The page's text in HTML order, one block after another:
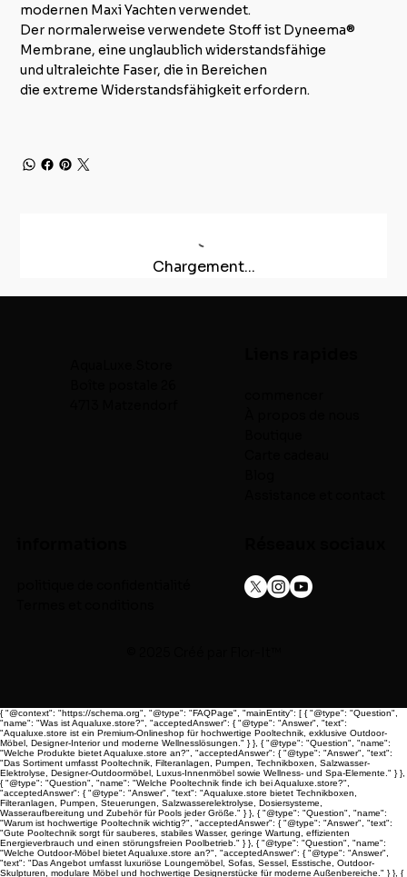
modernen Maxi Yachten verwendet.
Der normalerweise verwendete Stoff ist Dyneema®
Membrane, eine unglaublich widerstandsfähige
und ultraleichte Faser, die in Bereichen
die extreme Widerstandsfähigkeit erfordern.
Chargement...
{ "@context": "https://schema.org", "@type": "FAQPage", "mainEntity": [ { "@type": "Question",
"name": "Was ist Aqualuxe.store?", "acceptedAnswer": { "@type": "Answer", "text":
"Aqualuxe.store ist ein Premium-Onlineshop für hochwertige Pooltechnik, exklusive Outdoor-
Möbel, Designer-Interior und moderne Wellnesslösungen." } }, { "@type": "Question", "name":
"Welche Produkte bietet Aqualuxe.store an?", "acceptedAnswer": { "@type": "Answer", "text":
"Das Sortiment umfasst Pooltechnik, Filteranlagen, Pumpen, Technikboxen, Salzwasser-
Elektrolyse, Designer-Outdoormöbel, Luxus-Innenmöbel sowie Wellness- und Spa-Elemente." } },
{ "@type": "Question", "name": "Welche Pooltechnik finde ich bei Aqualuxe.store?",
"acceptedAnswer": { "@type": "Answer", "text": "Aqualuxe.store bietet Technikboxen,
Filteranlagen, Pumpen, Steuerungen, Salzwasserelektrolyse, Dosiersysteme,
Wasseraufbereitung und Zubehör für Pools jeder Größe." } }, { "@type": "Question", "name":
"Warum ist hochwertige Pooltechnik wichtig?", "acceptedAnswer": { "@type": "Answer", "text":
"Gute Pooltechnik sorgt für sauberes, stabiles Wasser, geringe Wartung, effizienten
Energieverbrauch und einen störungsfreien Poolbetrieb." } }, { "@type": "Question", "name":
"Welche Outdoor-Möbel bietet Aqualuxe.store an?", "acceptedAnswer": { "@type": "Answer",
"text": "Das Angebot umfasst luxuriöse Loungemöbel, Sofas, Sessel, Esstische, Outdoor-
Skulpturen, modulare Möbel und hochwertige Designerstücke für moderne Außenbereiche." } }, {